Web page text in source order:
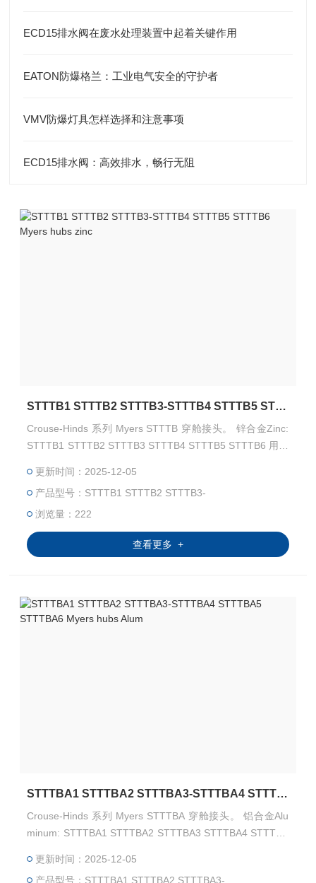
ECD15排水阀在废水处理装置中起着关键作用
EATON防爆格兰：工业电气安全的守护者
VMV防爆灯具怎样选择和注意事项
ECD15排水阀：高效排水，畅行无阻
STTTB1 STTTB2 STTTB3-STTTB4 STTTB5 STTTB6 Myers hubs zinc
Crouse-Hinds 系列 Myers STTTB 穿舱接头。 锌合金Zinc:
STTTB1 STTTB2 STTTB3 STTTB4 STTTB5 STTTB6 用于
制药、化工、食品加工、纸浆/造纸、核能、太阳能和商业建
筑等。
更新时间：2025-12-05
产品型号：STTTB1 STTTB2 STTTB3-
浏览量：222
查看更多 +
STTTBA1 STTTBA2 STTTBA3-STTTBA4 STTTBA5 STTTBA6 Myers hubs Alum
Crouse-Hinds 系列 Myers STTTBA 穿舱接头。 铝合金Alu
minum: STTTBA1 STTTBA2 STTTBA3 STTTBA4 STTTBA
C) 配合使用，是制药、化工、食品加工、纸浆/造纸、核
更新时间：2025-12-05
产品型号：STTTBA1 STTTBA2 STTTBA3-